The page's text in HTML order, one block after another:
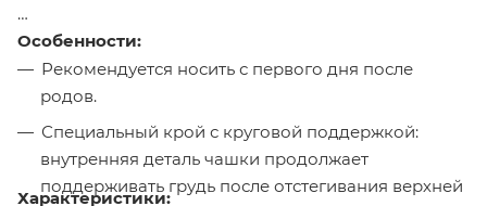
Особенности:
Рекомендуется носить с первого дня после
родов.
Специальный крой с круговой поддержкой:
внутренняя деталь чашки продолжает
поддерживать грудь после отстегивания верхней
Характеристики: